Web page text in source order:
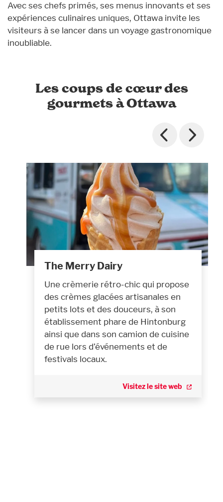
Avec ses chefs primés, ses menus innovants et ses
expériences culinaires uniques, Ottawa invite les
visiteurs à se lancer dans un voyage gastronomique
inoubliable.
Les coups de cœur des
gourmets à Ottawa
The Merry Dairy
Une crèmerie rétro-chic qui propose
des crèmes glacées artisanales en
petits lots et des douceurs, à son
établissement phare de Hintonburg
ainsi que dans son camion de cuisine
de rue lors d’événements et de
festivals locaux.
Visitez le site web